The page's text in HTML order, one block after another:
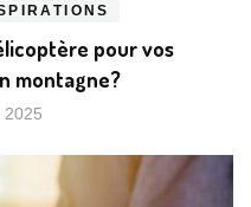
pour vos
montagne?
2025